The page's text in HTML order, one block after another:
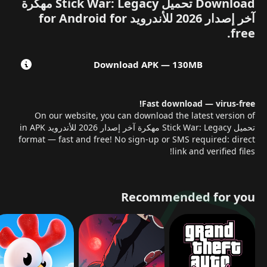
حماسًا.
🚫 بدون إعلاناتتم إزالة جميع الإعلانات من اللعبة،
لتستمتع بتجربة لعب:
بلا تحميل إضافي على الهاتف
لعب متنوعة
تحتوي اللعبة على ثلاثة أوضاع ممتعة:
وضع الحملة (Campaign):
تقدم في قصة اللعبة عبر مراحل
متعددة.
وضع البقاء (Survival):
صمد أمام موجات لا تنتهي من الأعداء.
وضع البطولات (Tournament):
رسومات وتحكم محسّنانعلى الرغم من بساطة التصميم، إلا
أن النسخة المهكرة تقدم:
أداء أسرع
تحكم أكثر سلاسة
حركة انسيابية
Download تحميل Stick War: Legacy مهكرة
آخر إصدار 2026 للأندرويد for Android for
free.
Download APK— 130MB
Fast download — virus-free!
On our website, you can download the latest version of
تحميل Stick War: Legacy مهكرة آخر إصدار 2026 للأندرويد in APK
format — fast and free! No sign-up or SMS required: direct
link and verified files!
Recommended for you